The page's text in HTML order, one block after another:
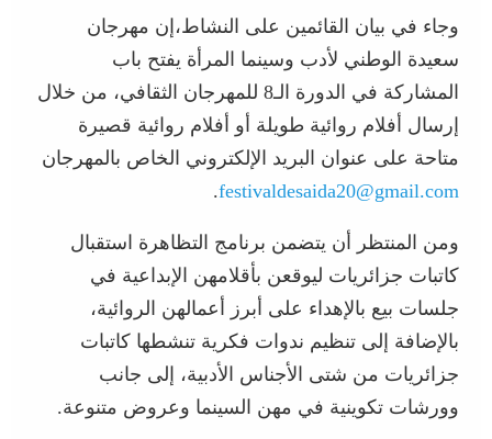
وجاء في بيان القائمين على النشاط،إن مهرجان
سعيدة الوطني لأدب وسينما المرأة يفتح باب
المشاركة في الدورة الـ8 للمهرجان الثقافي، من خلال
إرسال أفلام روائية طويلة أو أفلام روائية قصيرة
متاحة على عنوان البريد الإلكتروني الخاص بالمهرجان
festivaldesaida20@gmail.com
.
ومن المنتظر أن يتضمن برنامج التظاهرة استقبال
كاتبات جزائريات ليوقعن بأقلامهن الإبداعية في
جلسات بيع بالإهداء على أبرز أعمالهن الروائية،
بالإضافة إلى تنظيم ندوات فكرية تنشطها كاتبات
جزائريات من شتى الأجناس الأدبية، إلى جانب
وورشات تكوينية في مهن السينما وعروض متنوعة.